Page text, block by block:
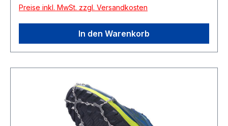
Preise inkl. MwSt. zzgl. Versandkosten
In den Warenkorb